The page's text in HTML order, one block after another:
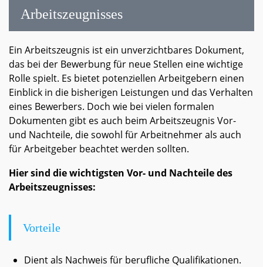
Arbeitszeugnisses
Ein Arbeitszeugnis ist ein unverzichtbares Dokument,
das bei der Bewerbung für neue Stellen eine wichtige
Rolle spielt. Es bietet potenziellen Arbeitgebern einen
Einblick in die bisherigen Leistungen und das Verhalten
eines Bewerbers. Doch wie bei vielen formalen
Dokumenten gibt es auch beim Arbeitszeugnis Vor-
und Nachteile, die sowohl für Arbeitnehmer als auch
für Arbeitgeber beachtet werden sollten.
Hier sind die wichtigsten Vor- und Nachteile des
Arbeitszeugnisses:
Vorteile
Dient als Nachweis für berufliche Qualifikationen.